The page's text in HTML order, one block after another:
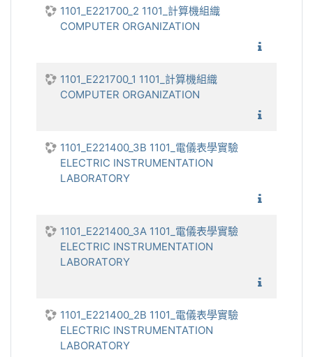
1101_E221700_2 1101_計算機組織
COMPUTER ORGANIZATION
1101_E221700_1 1101_計算機組織
COMPUTER ORGANIZATION
1101_E221400_3B 1101_電儀表學實驗
ELECTRIC INSTRUMENTATION
LABORATORY
1101_E221400_3A 1101_電儀表學實驗
ELECTRIC INSTRUMENTATION
LABORATORY
1101_E221400_2B 1101_電儀表學實驗
ELECTRIC INSTRUMENTATION
LABORATORY